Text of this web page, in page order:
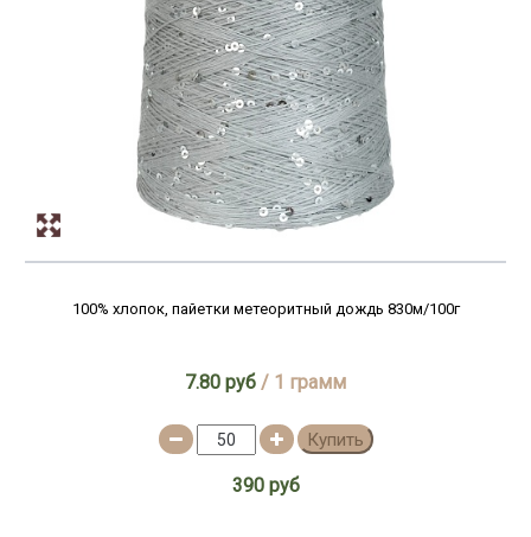
100% хлопок, пайетки метеоритный дождь 830м/100г
7.80 руб / 1 грамм
Купить
390 руб